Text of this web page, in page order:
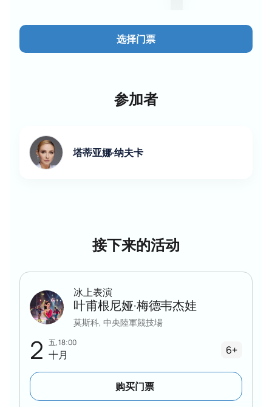
如何在線購買塔季揚娜·納夫卡冰上表演的
價格列於座位圖旁。
我們提供VIP包廂，為您帶來更舒適的體驗。
網站。提前購票，在冰山冰宮體驗世界級的冰上奇幻之
旅！
选择门票
参加者
塔蒂亚娜·纳夫卡
接下来的活动
2 五, 18:00
十月
冰上表演
叶甫根尼娅·梅德韦杰娃
莫斯科, 中央陸軍競技場
6+
购买门票